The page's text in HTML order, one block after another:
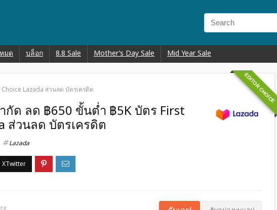
มด บล็อก 8.8 Sale Mother’s Day Sale Mid Year Sale
Lazada ส่วนลด บัตรเครดิต EDITOR CHOICE
กัด ลด ฿650 ขั้นต่ำ ฿5K บัตร First
ส่วนลด บัตรเครดิต
Lazada